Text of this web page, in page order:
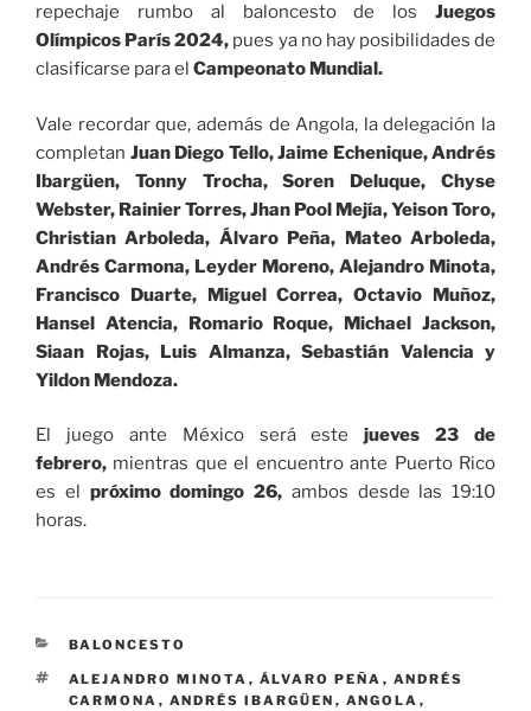
repechaje rumbo al baloncesto de los Juegos
Olímpicos París 2024, pues ya no hay posibilidades de
clasificarse para el Campeonato Mundial.
Vale recordar que, además de Angola, la delegación la
completan Juan Diego Tello, Jaime Echenique, Andrés
Ibargüen, Tonny Trocha, Soren Deluque, Chyse
Webster, Rainier Torres, Jhan Pool Mejía, Yeison Toro,
Christian Arboleda, Álvaro Peña, Mateo Arboleda,
Andrés Carmona, Leyder Moreno, Alejandro Minota,
Francisco Duarte, Miguel Correa, Octavio Muñoz,
Hansel Atencia, Romario Roque, Michael Jackson,
Siaan Rojas, Luis Almanza, Sebastián Valencia y
Yildon Mendoza.
El juego ante México será estejueves 23 de
febrero, mientras que el encuentro ante Puerto Rico
es el próximo domingo 26, ambos desde las 19:10
horas.
CATEGORÍAS
BALONCESTO
ETIQUETAS
ALEJANDRO MINOTA , ÁLVARO PEÑA , ANDRÉS
CARMONA , ANDRÉS IBARGÜEN , ANGOLA ,